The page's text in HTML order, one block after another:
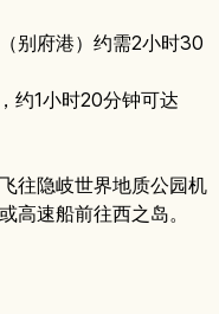
别府港）约需2小时30
约1小时20分钟可达
飞往隐岐世界地质公园机
高速船前往西之岛。